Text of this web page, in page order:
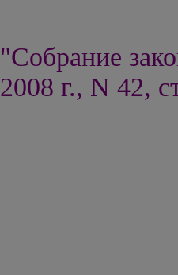
"Собрание
2008 г., N 42,